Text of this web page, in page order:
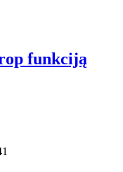
funkciją